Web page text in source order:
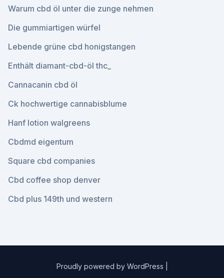
Warum cbd öl unter die zunge nehmen
Die gummiartigen würfel
Lebende grüne cbd honigstangen
Enthält diamant-cbd-öl thc_
Cannacanin cbd öl
Ck hochwertige cannabisblume
Hanf lotion walgreens
Cbdmd eigentum
Square cbd companies
Cbd coffee shop denver
Cbd plus 149th und western
Proudly powered by WordPress